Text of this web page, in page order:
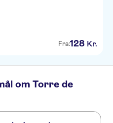
Fra:128 Kr.
om Torre de